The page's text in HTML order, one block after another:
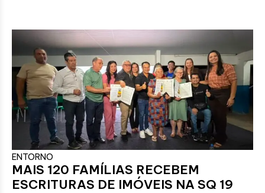
ENTORNO
MAIS 120 FAMÍLIAS RECEBEM
ESCRITURAS DE IMÓVEIS NA SQ 19